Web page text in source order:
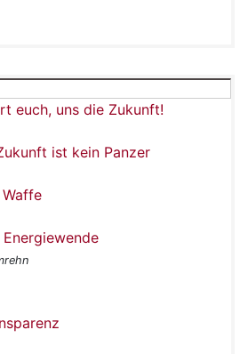
euch, uns die Zukunft!
ist kein Panzer